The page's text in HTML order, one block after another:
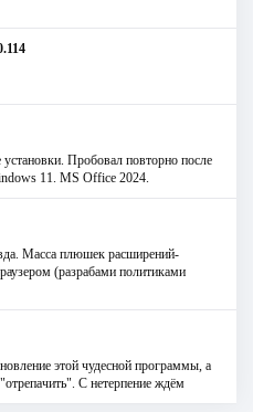
Пробовал повторно после
11. MS Offiсe 2024.
Масса плюшек расширений-
(разрабами политиками
этой чудесной программы, а
С нетерпение ждём